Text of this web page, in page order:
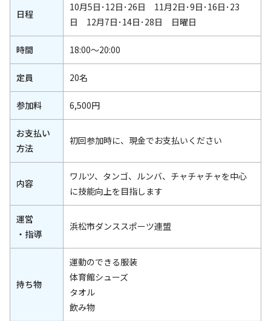
日程
10月5日･12日･26日 11月2日･9日･16日･23
日 12月7日･14日･28日 日曜日
時間 18:00～20:00
定員 20名
参加料 6,500円
お支払い
方法
初回参加時に、現金でお支払いください
内容
ワルツ、タンゴ、ルンバ、チャチャチャを中心
に技能向上を目指します
運営
・指導
浜松市ダンススポーツ連盟
持ち物
運動のできる服装
体育館シューズ
タオル
飲み物